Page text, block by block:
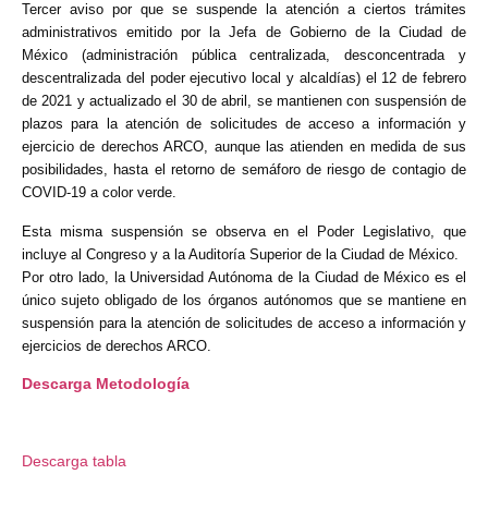
Tercer aviso por que se suspende la atención a ciertos trámites
administrativos emitido por la Jefa de Gobierno de la Ciudad de
México (administración pública centralizada, desconcentrada y
descentralizada del poder ejecutivo local y alcaldías) el 12 de febrero
de 2021 y actualizado el 30 de abril, se mantienen con suspensión de
plazos para la atención de solicitudes de acceso a información y
ejercicio de derechos ARCO, aunque las atienden en medida de sus
posibilidades, hasta el retorno de semáforo de riesgo de contagio de
COVID-19 a color verde.
Esta misma suspensión se observa en el Poder Legislativo, que
incluye al Congreso y a la Auditoría Superior de la Ciudad de México.
Por otro lado, la Universidad Autónoma de la Ciudad de México es el
único sujeto obligado de los órganos autónomos que se mantiene en
suspensión para la atención de solicitudes de acceso a información y
ejercicios de derechos ARCO.
Descarga Metodología
Descarga tabla